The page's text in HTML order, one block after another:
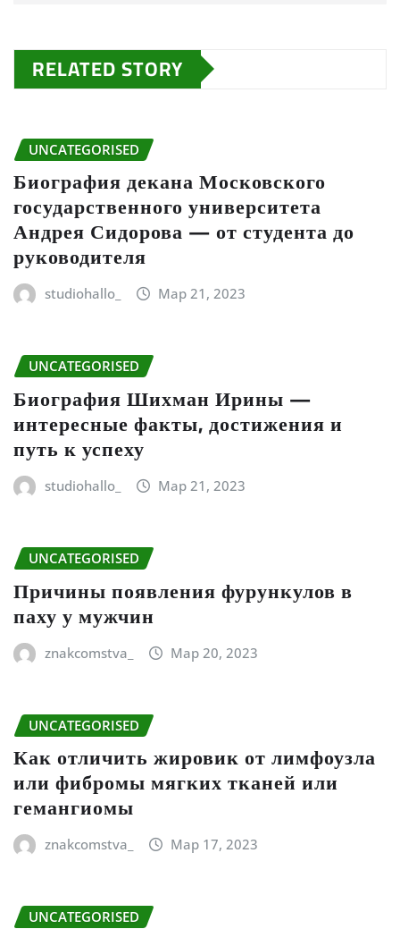
RELATED STORY
UNCATEGORISED
Биография декана Московского
государственного университета
Андрея Сидорова — от студента до
руководителя
studiohallo_ Мар 21, 2023
UNCATEGORISED
Биография Шихман Ирины —
интересные факты, достижения и
путь к успеху
studiohallo_ Мар 21, 2023
UNCATEGORISED
Причины появления фурункулов в
паху у мужчин
znakcomstva_ Мар 20, 2023
UNCATEGORISED
Как отличить жировик от лимфоузла
или фибромы мягких тканей или
гемангиомы
znakcomstva_ Мар 17, 2023
UNCATEGORISED